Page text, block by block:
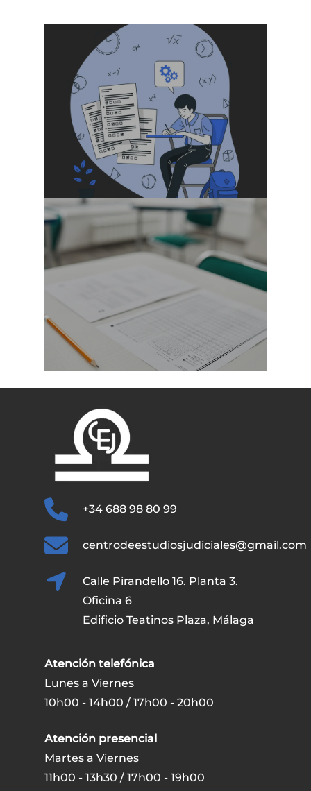
+34 688 98 80 99
centrodeestudiosjudiciales@gmail.com
Calle Pirandello 16. Planta 3.
Oficina 6
Edificio Teatinos Plaza, Málaga
Atención telefónica
Lunes a Viernes
10h00 - 14h00 / 17h00 - 20h00
Atención presencial
Martes a Viernes
11h00 - 13h30 / 17h00 - 19h00